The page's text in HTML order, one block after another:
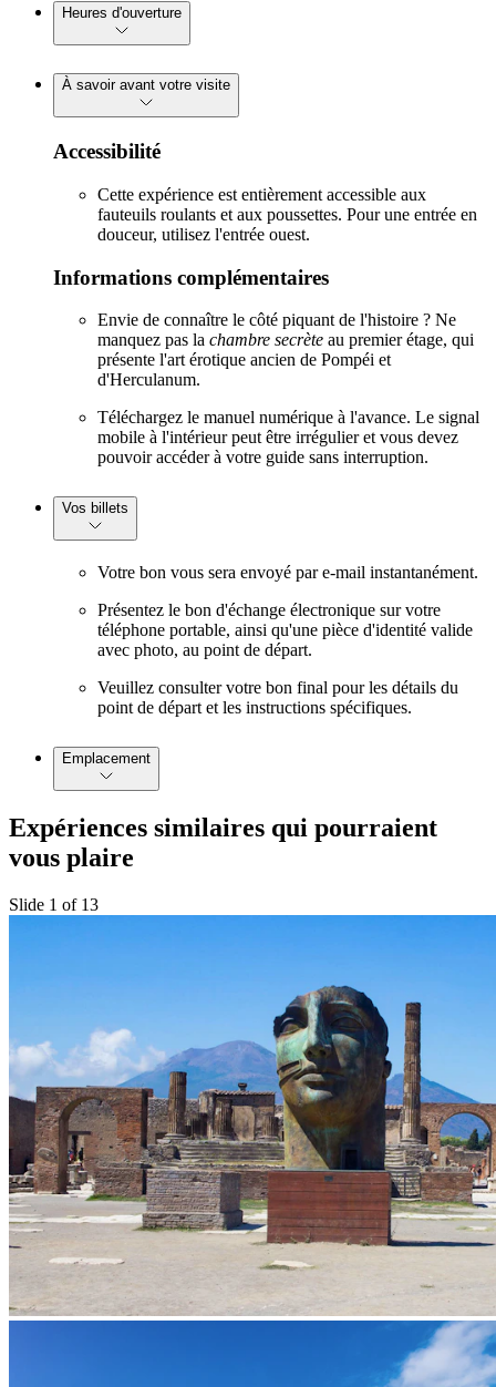
Heures d'ouverture
À savoir avant votre visite
Accessibilité
Cette expérience est entièrement accessible aux
fauteuils roulants et aux poussettes. Pour une entrée en
douceur, utilisez l'entrée ouest.
Informations complémentaires
Envie de connaître le côté piquant de l'histoire ? Ne
manquez pas la chambre secrète au premier étage, qui
présente l'art érotique ancien de Pompéi et
d'Herculanum.
Téléchargez le manuel numérique à l'avance. Le signal
mobile à l'intérieur peut être irrégulier et vous devez
pouvoir accéder à votre guide sans interruption.
Vos billets
Votre bon vous sera envoyé par e-mail instantanément.
Présentez le bon d'échange électronique sur votre
téléphone portable, ainsi qu'une pièce d'identité valide
avec photo, au point de départ.
Veuillez consulter votre bon final pour les détails du
point de départ et les instructions spécifiques.
Emplacement
Expériences similaires qui pourraient
vous plaire
Slide 1 of 13